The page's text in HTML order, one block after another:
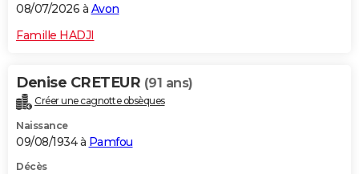
08/07/2026 à Avon
Famille HADJI
Denise CRETEUR (91 ans)
Créer une cagnotte obsèques
Naissance
09/08/1934 à Pamfou
Décès